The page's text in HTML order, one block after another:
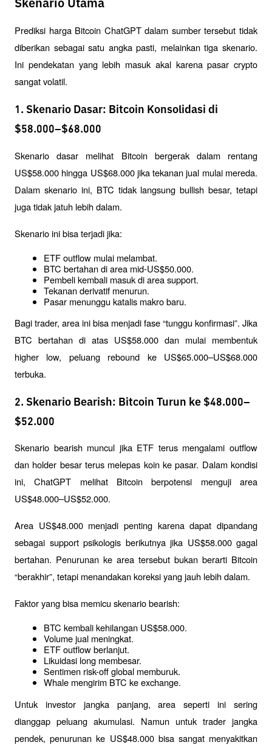
Skenario Utama
Prediksi harga Bitcoin ChatGPT dalam sumber tersebut tidak
diberikan sebagai satu angka pasti, melainkan tiga skenario.
Ini pendekatan yang lebih masuk akal karena pasar crypto
sangat volatil.
1. Skenario Dasar: Bitcoin Konsolidasi di
$58.000–$68.000
Skenario dasar melihat Bitcoin bergerak dalam rentang
US$58.000 hingga US$68.000 jika tekanan jual mulai mereda.
Dalam skenario ini, BTC tidak langsung bullish besar, tetapi
juga tidak jatuh lebih dalam.
Skenario ini bisa terjadi jika:
ETF outflow mulai melambat.
BTC bertahan di area mid-US$50.000.
Pembeli kembali masuk di area support.
Tekanan derivatif menurun.
Pasar menunggu katalis makro baru.
Bagi trader, area ini bisa menjadi fase “tunggu konfirmasi”. Jika
BTC bertahan di atas US$58.000 dan mulai membentuk
higher low, peluang rebound ke US$65.000–US$68.000
terbuka.
2. Skenario Bearish: Bitcoin Turun ke $48.000–
$52.000
Skenario bearish muncul jika ETF terus mengalami outflow
dan holder besar terus melepas koin ke pasar. Dalam kondisi
ini, ChatGPT melihat Bitcoin berpotensi menguji area
US$48.000–US$52.000.
Area US$48.000 menjadi penting karena dapat dipandang
sebagai support psikologis berikutnya jika US$58.000 gagal
bertahan. Penurunan ke area tersebut bukan berarti Bitcoin
“berakhir”, tetapi menandakan koreksi yang jauh lebih dalam.
Faktor yang bisa memicu skenario bearish:
BTC kembali kehilangan US$58.000.
Volume jual meningkat.
ETF outflow berlanjut.
Likuidasi long membesar.
Sentimen risk-off global memburuk.
Whale mengirim BTC ke exchange.
Untuk investor jangka panjang, area seperti ini sering
dianggap peluang akumulasi. Namun untuk trader jangka
pendek, penurunan ke US$48.000 bisa sangat menyakitkan